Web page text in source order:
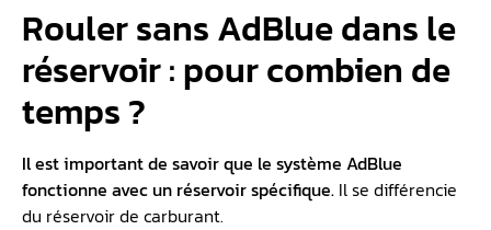
Rouler sans AdBlue dans le
réservoir : pour combien de
temps ?
Il est important de savoir que le système AdBlue
fonctionne avec un réservoir spécifique. Il se différencie
du réservoir de carburant.